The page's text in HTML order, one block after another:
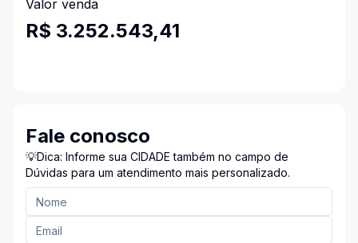
Valor venda
R$ 3.252.543,41
Fale conosco
💡Dica: Informe sua CIDADE também no campo de
Dúvidas para um atendimento mais personalizado.